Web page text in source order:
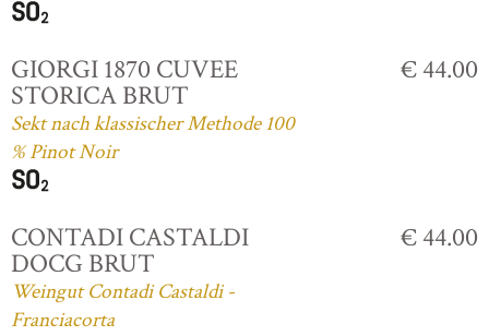
GIORGI 1870 CUVEE
STORICA BRUT
Sekt nach klassischer Methode 100
% Pinot Noir
€ 44.00
CONTADI CASTALDI
DOCG BRUT
Weingut Contadi Castaldi -
Franciacorta
€ 44.00